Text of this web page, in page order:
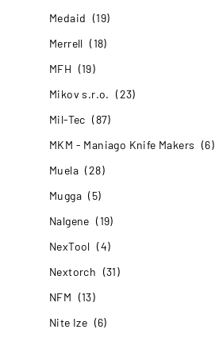
Medaid (19)
Merrell (18)
MFH (19)
Mikov s.r.o.
(23)
Mil-Tec (87)
MKM - Maniago Knife Makers (6)
Muela (28)
Mugga (5)
Nalgene (19)
NexTool (4)
Nextorch (31)
NFM (13)
Nite Ize (6)